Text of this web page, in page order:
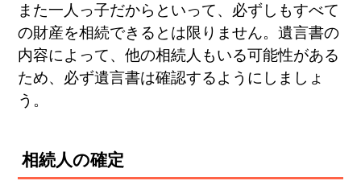
また一人っ子だからといって、必ずしもすべて
の財産を相続できるとは限りません。遺言書の
内容によって、他の相続人もいる可能性がある
ため、必ず遺言書は確認するようにしましょ
う。
相続人の確定